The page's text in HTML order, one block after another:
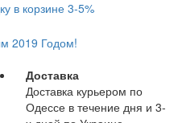
Доставка
Доставка курьером по
Одессе в течение дня и 3-